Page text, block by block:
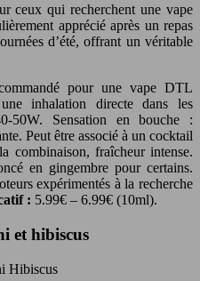
ceux qui recherchent une vape
apprécié après un repas
d’été, offrant un véritable
pour une vape DTL
inhalation directe dans les
50W. Sensation en bouche :
Peut être associé à un cocktail
combinaison, fraîcheur intense.
en gingembre pour certains.
expérimentés à la recherche
: 5.99€ – 6.99€ (10ml).
et hibiscus